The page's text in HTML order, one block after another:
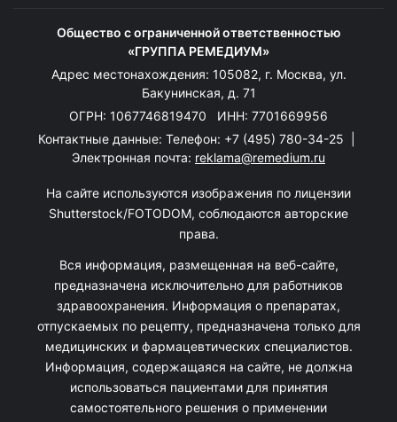
Общество с ограниченной ответственностью
«ГРУППА РЕМЕДИУМ»
Адрес местонахождения: 105082, г. Москва, ул.
Бакунинская, д. 71
ОГРН: 1067746819470 ИНН: 7701669956
Контактные данные: Телефон: +7 (495) 780-34-25
Электронная почта: reklama@remedium.ru
На сайте используются изображения по лицензии
Shutterstock/FOTODOM, соблюдаются авторские
права.
Вся информация, размещенная на веб-сайте,
предназначена исключительно для работников
здравоохранения. Информация о препаратах,
отпускаемых по рецепту, предназначена только для
медицинских и фармацевтических специалистов.
Информация, содержащаяся на сайте, не должна
использоваться пациентами для принятия
самостоятельного решения о применении